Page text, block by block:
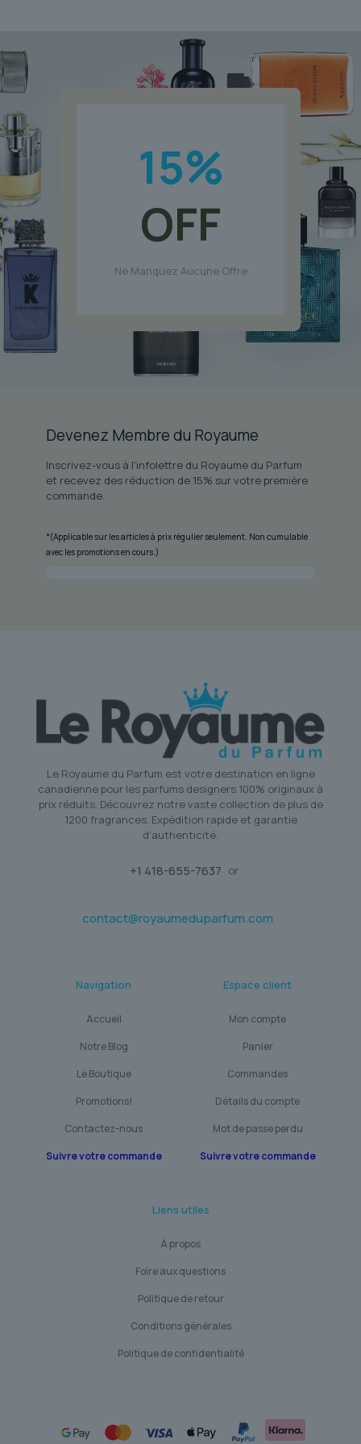
15%
OFF
Ne Manquez Aucune Offre
Devenez Membre du Royaume
Inscrivez-vous à l'infolettre du Royaume du Parfum
et recevez des réduction de 15% sur votre première
commande.
*(Applicable sur les articles à prix régulier seulement. Non cumulable
avec les promotions en cours.)
Le Royaume du Parfum est votre destination en ligne
canadienne pour les parfums designers 100% originaux à
prix réduits. Découvrez notre vaste collection de plus de
1200 fragrances. Expédition rapide et garantie
d'authenticité.
+1 418-655-7637 or
contact@royaumeduparfum.com
Navigation
Accueil
Notre Blog
Le Boutique
Promotions!
Contactez-nous
Suivre votre commande
Espace client
Mon compte
Panier
Commandes
Détails du compte
Mot de passe perdu
Suivre votre commande
Liens utiles
À propos
Foire aux questions
Politique de retour
Conditions générales
Politique de confidentialité